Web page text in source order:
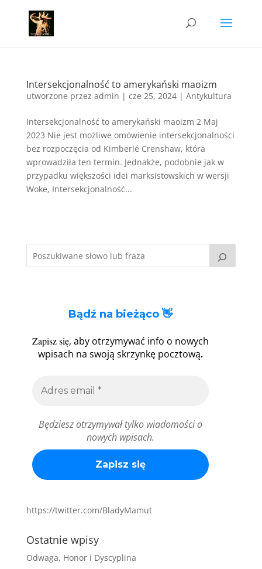
Intersekcjonalność to amerykański maoizm
utworzone przez admin | cze 25, 2024| Antykultura
Intersekcjonalność to amerykański maoizm 2 Maj
2023 Nie jest możliwe omówienie intersekcjonalności
bez rozpoczęcia od Kimberlé Crenshaw, która
wprowadziła ten termin. Jednakże, podobnie jak w
przypadku większości idei marksistowskich w wersji
Woke, Intersekcjonalność...
Bądź na bieżąco 👋
Zapisz się, aby otrzymywać info o nowych
wpisach na swoją skrzynkę pocztową.
Będziesz otrzymywał tylko wiadomości o
nowych wpisach.
https://twitter.com/BladyMamut
Ostatnie wpisy
Odwaga, Honor i Dyscyplina